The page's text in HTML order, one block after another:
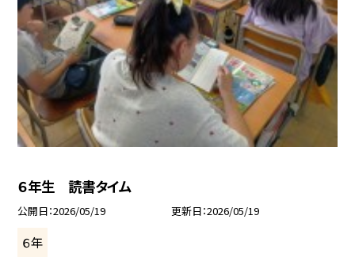
６年生 読書タイム
公開日 2026/05/19 更新日 2026/05/19
６年